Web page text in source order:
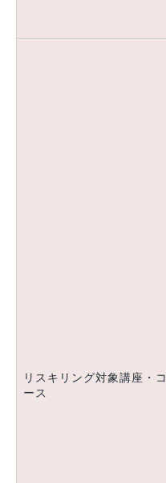
リスキリング対象講座・コ
ース